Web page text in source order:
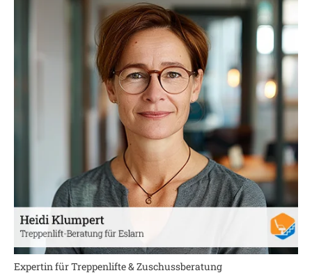
Expertin für Treppenlifte & Zuschussberatung